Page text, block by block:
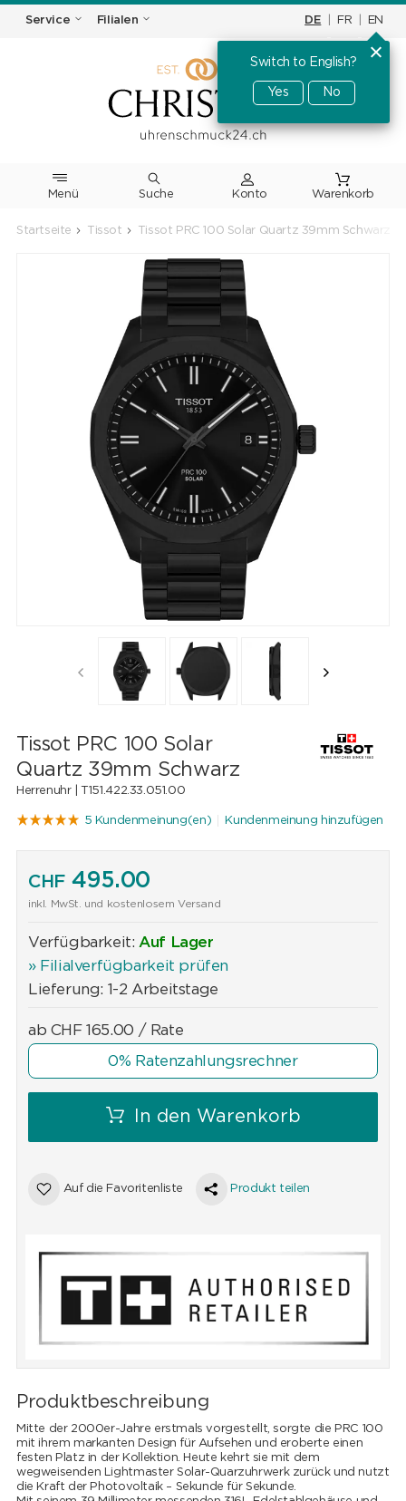
Service Filialen DE FR EN
Switch to English?
Yes No
Menü Suche Warenkorb
Startseite Tissot Tissot PRC 100 Solar Quartz 39mm Schwarz
Tissot PRC 100 Solar
Quartz 39mm Schwarz
Herrenuhr | T151.422.33.051.00
5 Kundenmeinung(en) Kundenmeinung hinzufügen
CHF495.00
inkl. MwSt. und kostenlosem Versand
Verfügbarkeit: Auf Lager
» Filialverfügbarkeit prüfen
Lieferung: 1-2 Arbeitstage
ab CHF165.00 / Rate
0% Ratenzahlungsrechner
In den Warenkorb
Auf die Favoritenliste Produkt teilen
Produktbeschreibung
Mitte der 2000er-Jahre erstmals vorgestellt, sorgte die PRC 100
mit ihrem markanten Design für Aufsehen und eroberte einen
festen Platz in der Kollektion. Heute kehrt sie mit dem
wegweisenden Lightmaster Solar-Quarzuhrwerk zurück und nutzt
die Kraft der Photovoltaik – Sekunde für Sekunde.